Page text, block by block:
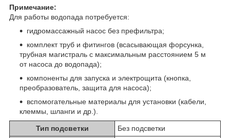
Примечание:
Для работы водопада потребуется:
гидромассажный насос без префильтра;
комплект труб и фитингов (всасывающая форсунка,
трубная магистраль с максимальным расстоянием 5 м
от насоса до водопада);
компоненты для запуска и электрощита (кнопка,
преобразователь, защита для насоса);
вспомогательные материалы для установки (кабели,
клеммы, шланги и др.).
Тип подсветки Без подсветки